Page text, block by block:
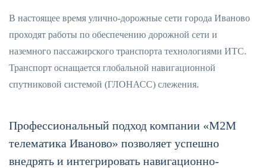
В настоящее время улично-дорожные сети города Иваново
проходят работы по обеспечению дорожной сети и
наземного пассажирского транспорта технологиями ИТС.
Транспорт оснащается глобальной навигационной
спутниковой системой (ГЛОНАСС) слежения.
Профессиональный подход компании «М2М
телематика Иваново» позволяет успешно
внедрять и интегрировать навигационно-